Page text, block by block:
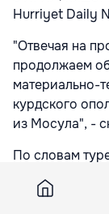
Hurriyet Daily
"Отвечая на
продолжаем
материально-
курдского
из Мосула", -
По словам
от боевиков